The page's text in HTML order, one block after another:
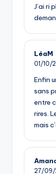
J’ai ri
LéaM
01/10/
Enfin
sans
entre
rires.
mais
27/09/